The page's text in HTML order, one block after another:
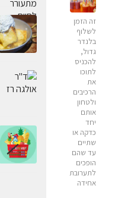
זה הזמן
לשלוף
בלנדר
גדול,
להכניס
לתוכו
את
הרכיבים
ולטחון
אותם
יחד
כדקה או
שתיים
עד שהם
הופכים
לתערובת
אחידה